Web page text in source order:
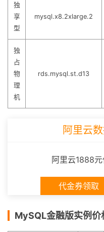
独
享
型
mysql.x8.2xlarge.2
独
占
物
理
机
rds.mysql.st.d13
阿里云
阿里云1888
代金券领取
MySQL金融版实例价